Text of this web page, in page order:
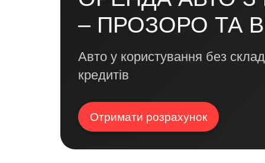
– ПРОЗОРО ТА
Авто у користування без
кредитів
Отримати розрахунок